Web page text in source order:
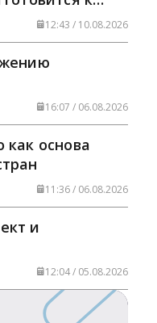
12:43 / 10.08.2026
16:07 / 06.08.2026
как основа
11:36 / 06.08.2026
и
12:04 / 05.08.2026